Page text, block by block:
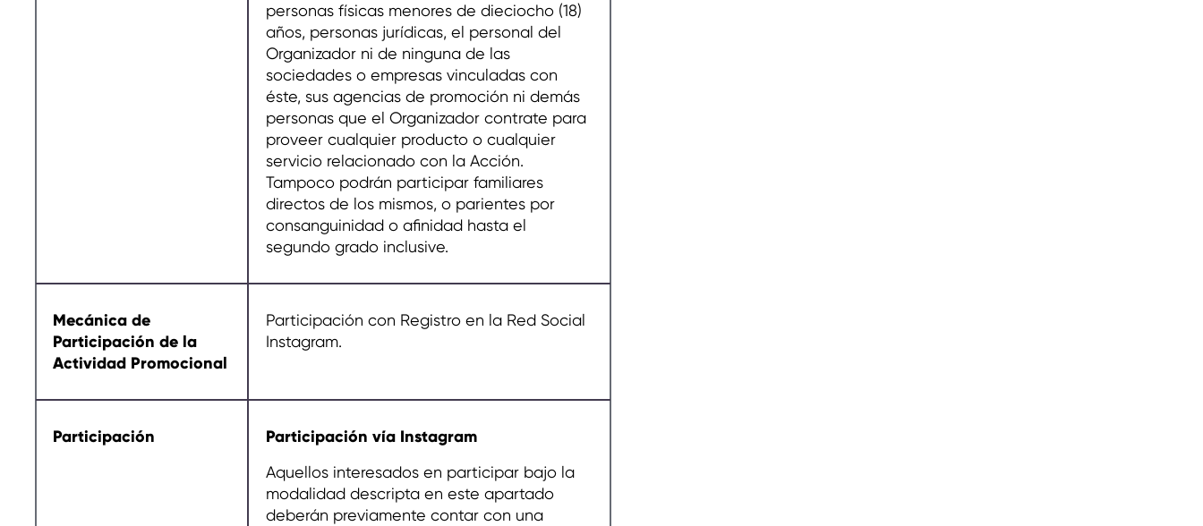
personas físicas menores de dieciocho (18)
años, personas jurídicas, el personal del
Organizador ni de ninguna de las
sociedades o empresas vinculadas con
éste, sus agencias de promoción ni demás
personas que el Organizador contrate para
proveer cualquier producto o cualquier
servicio relacionado con la Acción.
Tampoco podrán participar familiares
directos de los mismos, o parientes por
consanguinidad o afinidad hasta el
segundo grado inclusive.
Mecánica de
Participación de la
Actividad Promocional
Participación con Registro en la Red Social
Instagram.
Participación Participación vía Instagram
Aquellos interesados en participar bajo la
modalidad descripta en este apartado
deberán previamente contar con una